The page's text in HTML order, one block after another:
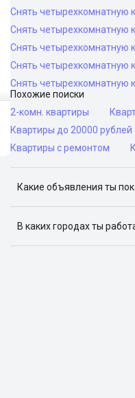
Снять четырехкомнатную
Снять четырехкомнатную
Снять четырехкомнатную
Снять четырехкомнатную
Снять четырехкомнатную
Похожие поиски
2-комн. квартиры
Квартиры до 20000 рублей
Квартиры с ремонтом
Какие объявления ты
В каких городах ты